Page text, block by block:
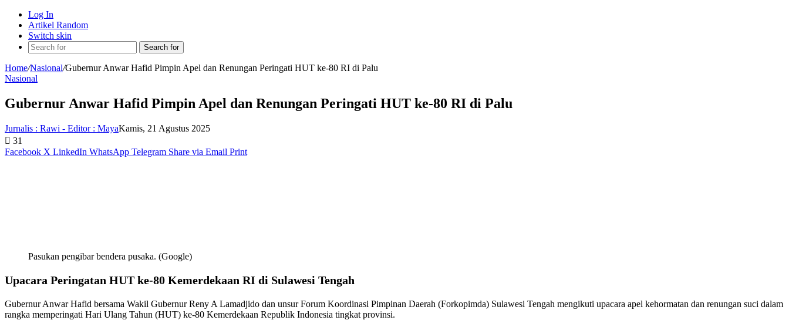
Log In
Artikel Random
Switch skin
Search for
Home/Nasional/Gubernur Anwar Hafid Pimpin Apel dan Renungan Peringati HUT ke-80 RI di Palu
Nasional
Gubernur Anwar Hafid Pimpin Apel dan Renungan Peringati HUT ke-80 RI di Palu
Jurnalis : Rawi - Editor : MayaKamis, 21 Agustus 2025
31
Facebook X LinkedIn WhatsApp Telegram Share via Email Print
Pasukan pengibar bendera pusaka. (Google)
Upacara Peringatan HUT ke-80 Kemerdekaan RI di Sulawesi Tengah
Gubernur Anwar Hafid bersama Wakil Gubernur Reny A Lamadjido dan unsur Forum Koordinasi Pimpinan Daerah (Forkopimda) Sulawesi Tengah mengikuti upacara apel kehormatan dan renungan suci dalam
rangka memperingati Hari Ulang Tahun (HUT) ke-80 Kemerdekaan Republik Indonesia tingkat provinsi.